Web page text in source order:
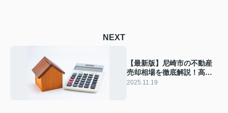
NEXT
【最新版】尼崎市の不動産
売却相場を徹底解説！高く
売るための3つのポイント
2025.11.19